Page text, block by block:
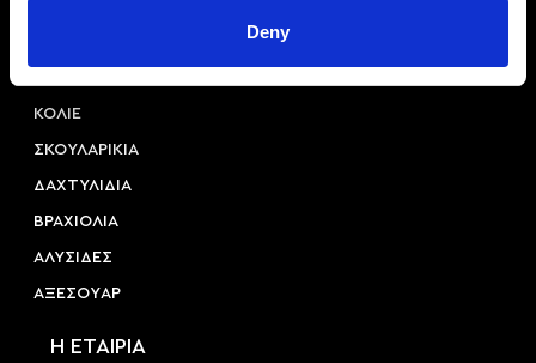
Deny
ΚΟΛΙΕ
ΣΚΟΥΛΑΡΙΚΙΑ
ΔΑΧΤΥΛΙΔΙΑ
ΒΡΑΧΙΟΛΙΑ
ΑΛΥΣΙΔΕΣ
ΑΞΕΣΟΥAΡ
Η ΕΤΑΙΡΙΑ